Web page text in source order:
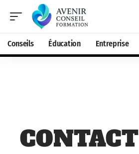
Conseils Éducation Entreprise
CONTACT